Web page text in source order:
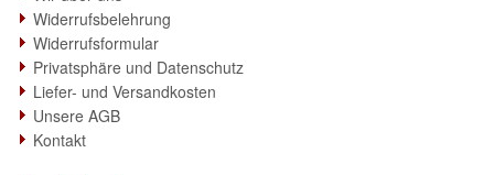
Widerrufsbelehrung
Widerrufsformular
Privatsphäre und Datenschutz
Liefer- und Versandkosten
Unsere AGB
Kontakt